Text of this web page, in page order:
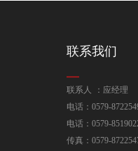
联系我们
联系人 ：应经理
电话：0579-
电话：0579-
传真：0579-